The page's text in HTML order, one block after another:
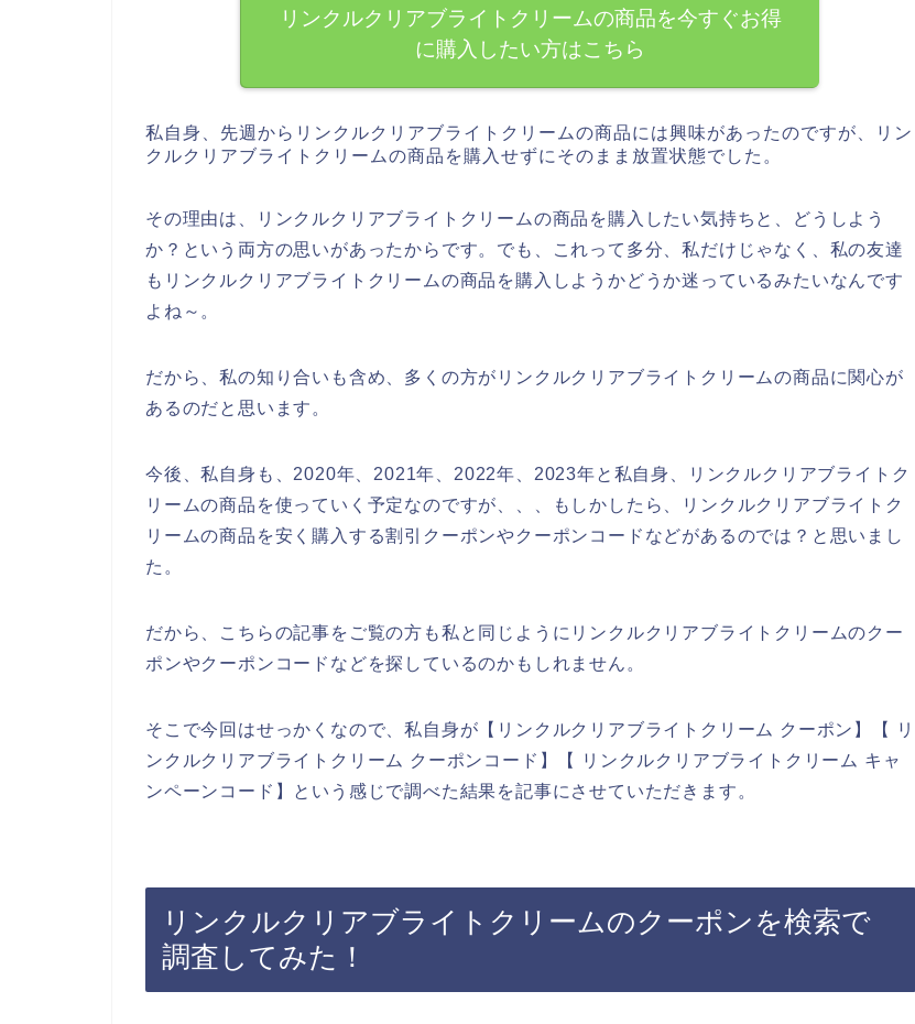
リンクルクリアブライトクリームの商品を今すぐお得
に購入したい方はこちら
私自身、先週からリンクルクリアブライトクリームの商品には興味があったのですが、リン
クルクリアブライトクリームの商品を購入せずにそのまま放置状態でした。
その理由は、リンクルクリアブライトクリームの商品を購入したい気持ちと、どうしよう
か？という両方の思いがあったからです。でも、これって多分、私だけじゃなく、私の友達
もリンクルクリアブライトクリームの商品を購入しようかどうか迷っているみたいなんです
よね～。
だから、私の知り合いも含め、多くの方がリンクルクリアブライトクリームの商品に関心が
あるのだと思います。
今後、私自身も、2020年、2021年、2022年、2023年と私自身、リンクルクリアブライトク
リームの商品を使っていく予定なのですが、、、もしかしたら、リンクルクリアブライトク
リームの商品を安く購入する割引クーポンやクーポンコードなどがあるのでは？と思いまし
た。
だから、こちらの記事をご覧の方も私と同じようにリンクルクリアブライトクリームのクー
ポンやクーポンコードなどを探しているのかもしれません。
そこで今回はせっかくなので、私自身が【リンクルクリアブライトクリーム クーポン】【 リ
ンクルクリアブライトクリーム クーポンコード】【 リンクルクリアブライトクリーム キャ
ンペーンコード】という感じで調べた結果を記事にさせていただきます。
リンクルクリアブライトクリームのクーポンを検索で
調査してみた！